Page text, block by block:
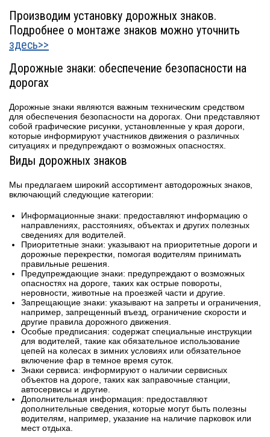
Производим установку дорожных знаков.
Подробнее о монтаже знаков можно уточнить
здесь>>
Дорожные знаки: обеспечение безопасности на
дорогах
Дорожные знаки являются важным техническим средством
для обеспечения безопасности на дорогах. Они представляют
собой графические рисунки, установленные у края дороги,
которые информируют участников движения о различных
ситуациях и предупреждают о возможных опасностях.
Виды дорожных знаков
Мы предлагаем широкий ассортимент автодорожных знаков,
включающий следующие категории:
Информационные знаки: предоставляют информацию о
направлениях, расстояниях, объектах и других полезных
сведениях для водителей.
Приоритетные знаки: указывают на приоритетные дороги и
дорожные перекрестки, помогая водителям принимать
правильные решения.
Предупреждающие знаки: предупреждают о возможных
опасностях на дороге, таких как острые повороты,
неровности, животные на проезжей части и другие.
Запрещающие знаки: указывают на запреты и ограничения,
например, запрещенный въезд, ограничение скорости и
другие правила дорожного движения.
Особые предписания: содержат специальные инструкции
для водителей, такие как обязательное использование
цепей на колесах в зимних условиях или обязательное
включение фар в темное время суток.
Знаки сервиса: информируют о наличии сервисных
объектов на дороге, таких как заправочные станции,
автосервисы и другие.
Дополнительная информация: предоставляют
дополнительные сведения, которые могут быть полезны
водителям, например, указание на наличие парковок или
мест отдыха.